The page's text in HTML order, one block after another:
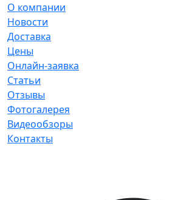
О компании
Новости
Доставка
Цены
Онлайн-заявка
Статьи
Отзывы
Фотогалерея
Видеообзоры
Контакты